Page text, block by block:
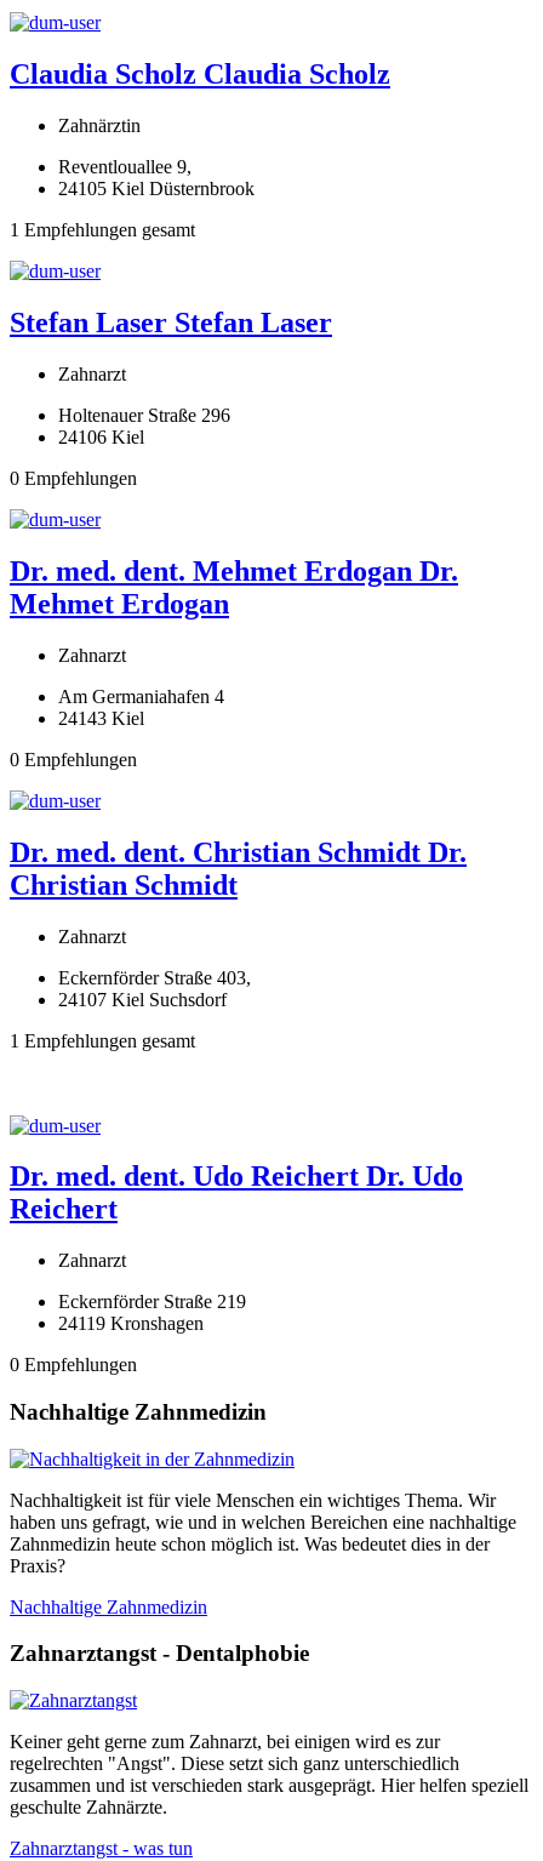
Claudia Scholz Claudia Scholz
Zahnärztin
Reventlouallee 9,
24105 Kiel Düsternbrook
1 Empfehlungen gesamt
Stefan Laser Stefan Laser
Zahnarzt
Holtenauer Straße 296
24106 Kiel
0 Empfehlungen
Dr. med. dent. Mehmet Erdogan Dr.
Mehmet Erdogan
Zahnarzt
Am Germaniahafen 4
24143 Kiel
0 Empfehlungen
Dr. med. dent. Christian Schmidt Dr.
Christian Schmidt
Zahnarzt
Eckernförder Straße 403,
24107 Kiel Suchsdorf
1 Empfehlungen gesamt
Dr. med. dent. Udo Reichert Dr. Udo
Reichert
Zahnarzt
Eckernförder Straße 219
24119 Kronshagen
0 Empfehlungen
Nachhaltige Zahnmedizin
Nachhaltigkeit ist für viele Menschen ein wichtiges Thema. Wir
haben uns gefragt, wie und in welchen Bereichen eine nachhaltige
Zahnmedizin heute schon möglich ist. Was bedeutet dies in der
Praxis?
Nachhaltige Zahnmedizin
Zahnarztangst - Dentalphobie
Keiner geht gerne zum Zahnarzt, bei einigen wird es zur
regelrechten "Angst". Diese setzt sich ganz unterschiedlich
zusammen und ist verschieden stark ausgeprägt. Hier helfen speziell
geschulte Zahnärzte.
Zahnarztangst - was tun